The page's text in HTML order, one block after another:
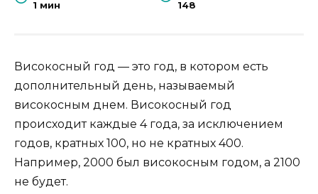
1 мин 148
Високосный год — это год, в котором есть
дополнительный день, называемый
високосным днем. Високосный год
происходит каждые 4 года, за исключением
годов, кратных 100, но не кратных 400.
Например, 2000 был високосным годом, а 2100
не будет.